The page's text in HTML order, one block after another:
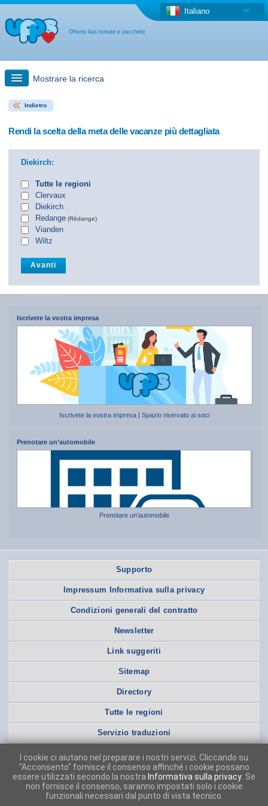
Offerte last minute e pacchetti
Italiano
Mostrare la ricerca
Ricerca rapida
Altro paese
Indietro
Rendi la scelta della meta delle vacanze più dettagliata
Diekirch:
Tutte le regioni
Clervaux
Diekirch
Redange (Rédange)
Vianden
Wiltz
Iscrivete la vostra impresa
Iscrivete la vostra impresa |Spazio riservato ai soci
Prenotare un’automobile
Prenotare un’automobile
Supporto
Impressum Informativa sulla privacy
Condizioni generali del contratto
Newsletter
Link suggeriti
Sitemap
Directory
Tutte le regioni
Servizio traduzioni
I cookie ci aiutano nel preparare i nostri servizi. Cliccando su
"Acconsento" fornisce il consenso affinché i cookie possano
essere utilizzati secondo la nostra Informativa sulla privacy . Se
non fornisce il consenso, saranno impostati solo i cookie
funzionali necessari dal punto di vista tecnico.